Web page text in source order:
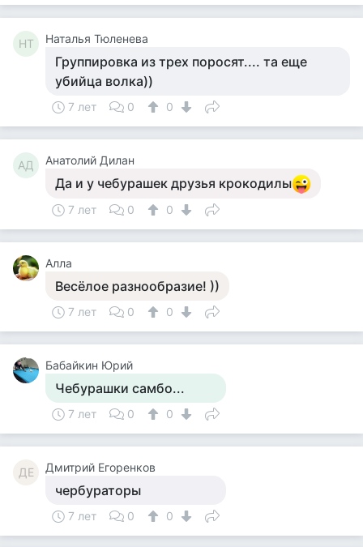
НТ Наталья Тюленева
Группировка из трех поросят.... та еще
убийца волка))
7 лет 0 0
АД Анатолий Дилан
Да и у чебурашек друзья крокодилы
7 лет 0 0
Алла
Весёлое разнообразие! ))
7 лет 0 0
Бабайкин Юрий
Чебурашки самбо...
7 лет 0 0
ДЕ Дмитрий Егоренков
чербураторы
7 лет 0 0